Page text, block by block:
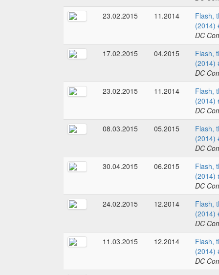
23.02.2015
11.2014
Flash,
(2014)
DC
17.02.2015
04.2015
Flash,
(2014)
DC
23.02.2015
11.2014
Flash,
(2014)
DC
08.03.2015
05.2015
Flash,
(2014)
DC
30.04.2015
06.2015
Flash,
(2014)
DC
24.02.2015
12.2014
Flash,
(2014)
DC
11.03.2015
12.2014
Flash,
(2014)
DC